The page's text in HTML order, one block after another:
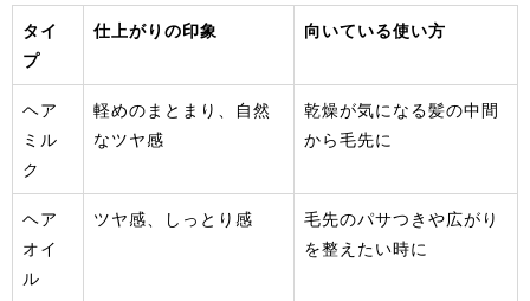
タイ
プ
仕上がりの印象 向いている使い方
ヘア
ミル
ク
軽めのまとまり、自然
なツヤ感
乾燥が気になる髪の中間
から毛先に
ヘア
オイ
ル
ツヤ感、しっとり感
毛先のパサつきや広がり
を整えたい時に